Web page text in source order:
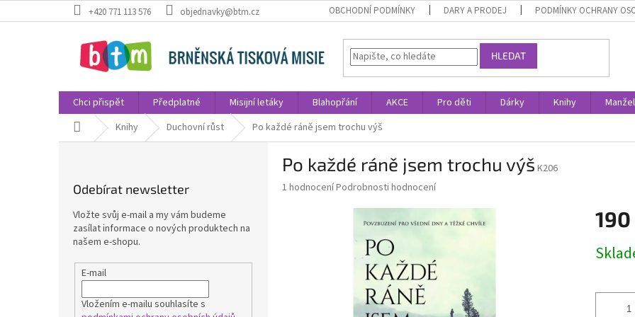
na
+420 771 113 576 objednavky@btm.cz OBCHODNÍ PODMÍNKY DARY A PRODEJ PODMÍNKY OCHRANY
HLEDAT
Chci přispět Předplatné Misijní letáky Blahopřání AKCE Pro děti Dárky Knihy
Domů Knihy Duchovní růst Po každé ráně jsem trochu výš
Odebírat newsletter
Vložte svůj e-mail a my vám budeme
zasílat informace o nových produktech na
našem e-shopu.
E-mail
Vložením e-mailu souhlasíte s
Po každé ráně jsem trochu výš K206
Průměrné
1 hodnoceníPodrobnosti hodnocení
190
cena: